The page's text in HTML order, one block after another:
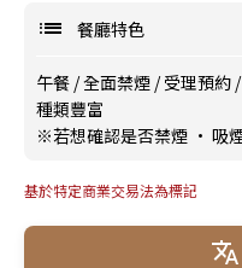
餐廳特色
午餐 /全面禁煙 /受理預約 /
種類豐富
※若想確認是否禁煙 · 吸
基於特定商業交易法為標記